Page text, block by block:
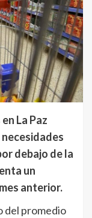
La Paz
debajo de la
un
anterior.
del promedio